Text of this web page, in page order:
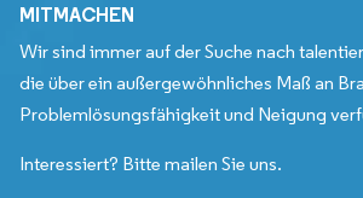
MITMACHEN
Wir sind immer auf der Suche nach
die über ein außergewöhnliches Maß an
Problemlösungsfähigkeit und Neigung
Interessiert? Bitte mailen Sie uns.